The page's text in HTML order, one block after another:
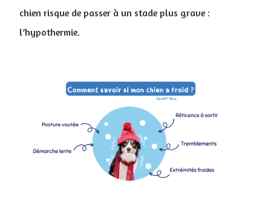
chien risque de passer à un stade plus grave :
l’hypothermie.